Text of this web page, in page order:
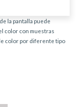
la pantalla puede
color con muestras
color por diferente tipo